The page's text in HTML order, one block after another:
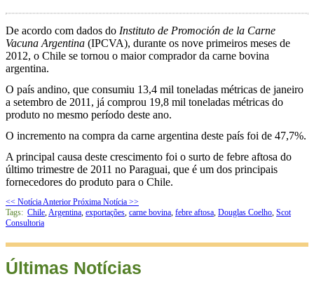
De acordo com dados do Instituto de Promoción de la Carne
Vacuna Argentina (IPCVA), durante os nove primeiros meses de
2012, o Chile se tornou o maior comprador da carne bovina
argentina.
O país andino, que consumiu 13,4 mil toneladas métricas de janeiro
a setembro de 2011, já comprou 19,8 mil toneladas métricas do
produto no mesmo período deste ano.
O incremento na compra da carne argentina deste país foi de 47,7%.
A principal causa deste crescimento foi o surto de febre aftosa do
último trimestre de 2011 no Paraguai, que é um dos principais
fornecedores do produto para o Chile.
<< Notícia Anterior Próxima Notícia >>
Tags: Chile,Argentina, exportações, carne bovina, febre aftosa, Douglas Coelho, Scot
Consultoria
Últimas Notícias